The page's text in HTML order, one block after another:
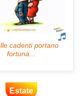
Estate